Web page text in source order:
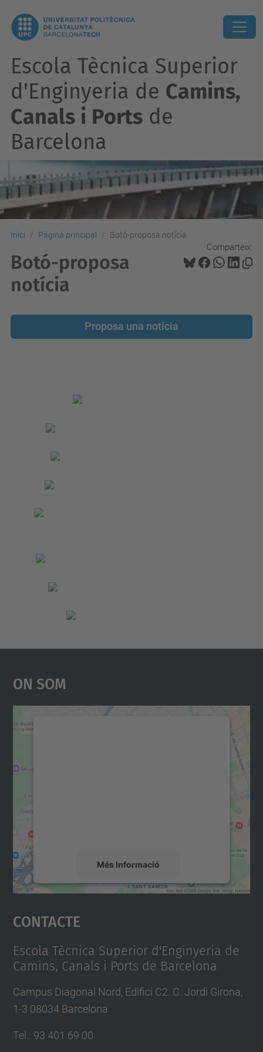
Escola Tècnica Superior
d'Enginyeria de Camins,
Canals i Ports de
Barcelona
Inici Pàgina principal Botó-proposa notícia
Comparteix:
Botó-proposa
notícia
Proposa una notícia
On Som
Més Informació
Accepta
powered by
Contacte
Escola Tècnica Superior d'Enginyeria de
Camins, Canals i Ports de Barcelona
Campus Diagonal Nord, Edifici C2. C. Jordi Girona,
1-3 08034 Barcelona
Tel.: 93 401 69 00